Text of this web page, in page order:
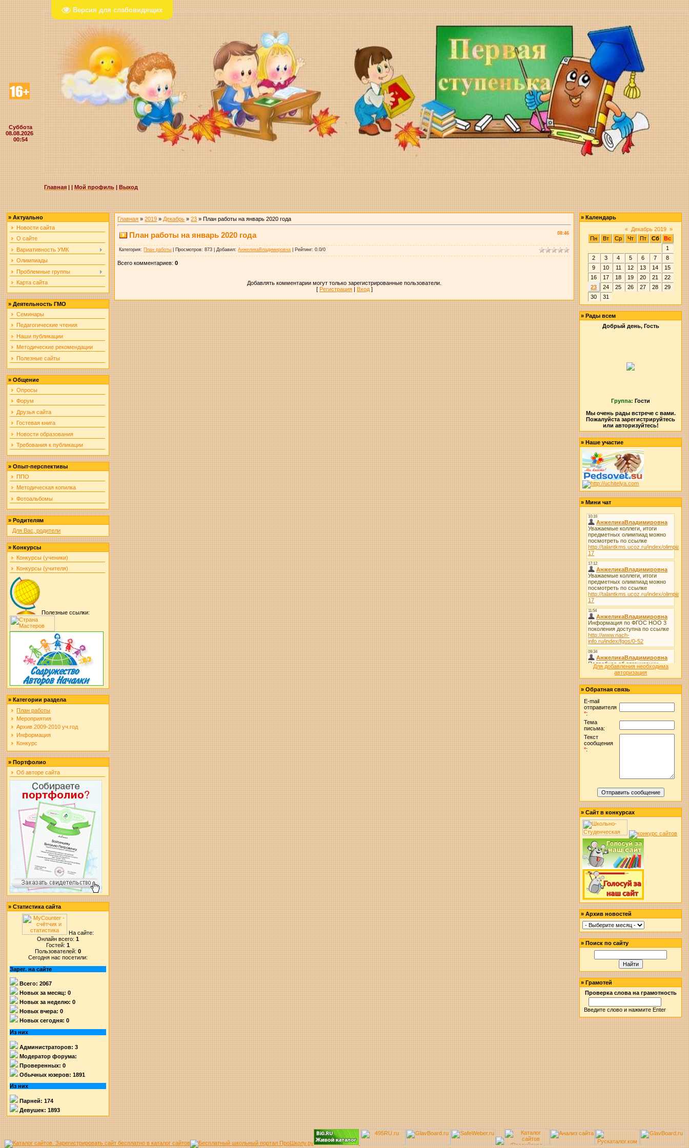
Версия для слабовидящих
Суббота
08.08.2026
00:54
Главная||Мой профиль|Выход
»Актуально
Новости сайта
О сайте
Вариативность УМК
Олимпиады
Проблемные группы
Карта сайта
»Деятельность ГМО
Семинары
Педагогические чтения
Наши публикации
Методические рекомендации
Полезные сайты
»Общение
Опросы
Форум
Друзья сайта
Гостевая книга
Новости образования
Требования к публикации
»Опыт-перспективы
ППО
Методическая копилка
Фотоальбомы
»Родителям
Для Вас, родители
»Конкурсы
Конкурсы (ученики)
Конкурсы (учителя)
Полезные ссылки:
»Категории раздела
План работы
Мероприятия
Архив 2009-2010 уч.год
Информация
Конкурс
»Портфолио
Об авторе сайта
»Статистика сайта
На сайте:
Онлайн всего:1
Гостей:1
Пользователей:0
Сегодня нас посетили:
Зарег. на сайте
Всего: 2067
Новых за месяц: 0
Новых за неделю: 0
Новых вчера: 0
Новых сегодня: 0
Из них
Администраторов: 3
Модератор форума:
Проверенных: 0
Обычных юзеров: 1891
Из них
Парней: 174
Девушек: 1893
Главная »2019 » Декабрь » 23 » План работы на январь 2020 года
08:46
План работы на январь 2020 года
Категория: План работы Просмотров: 873 | Добавил:АнжеликаВладимировна Рейтинг:0.0/0
Всего комментариев:0
Добавлять комментарии могут только зарегистрированные пользователи.
[ Регистрация| Вход]
»Календарь
« Декабрь 2019 »
Пн
Вт Ср Чт Пт Сб
Вс
1
2
3 4 5 6 7
8
9
10 11 12 13 14
15
16
17 18 19 20 21
22
23
24 25 26 27 28
29
30
31
»Рады всем
Добрый день, Гость
Группа: Гости
Мы очень рады встрече с вами.
Пожалуйста зарегистрируйтесь
или авторизуйтесь!
»Наше участие
»Мини чат
Для добавления необходима
авторизация
»Обратная связь
E-mail
отправителя
*:
Тема
письма:
Текст
сообщения
*:
»Сайт в конкурсах
»Архив новостей
»Поиск по сайту
»Грамотей
Проверка слова на грамотность
Введите слово и нажмите Enter